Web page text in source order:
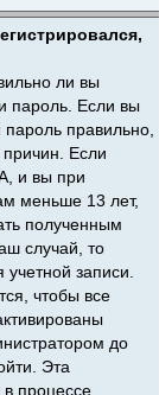
ли вы
пароль. Если вы
правильно,
Если
и вы при
меньше 13 лет,
полученным
случай, то
учетной записи.
чтобы все
до
Эта
процессе